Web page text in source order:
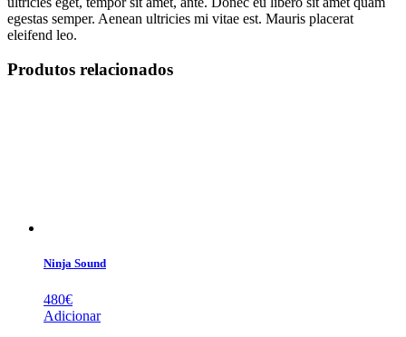
egestas semper. Aenean ultricies mi vitae est. Mauris placerat
eleifend leo.
Produtos relacionados
Ninja Sound
480€
Adicionar